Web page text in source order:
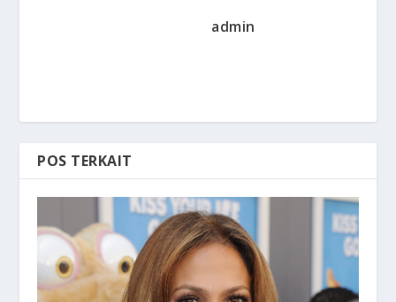
admin
POS TERKAIT